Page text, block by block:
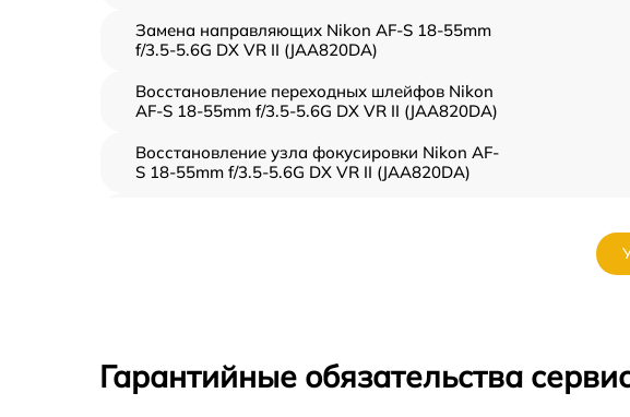
Замена направляющих Nikon AF-S 18-55mm
f/3.5-5.6G DX VR II (JAA820DA)
Восстановление переходных шлейфов Nikon
AF-S 18-55mm f/3.5-5.6G DX VR II (JAA820DA)
Восстановление узла фокусировки Nikon AF-
S 18-55mm f/3.5-5.6G DX VR II (JAA820DA)
5.6G DX VR II (JAA820DA)
Гарантийные обязательства